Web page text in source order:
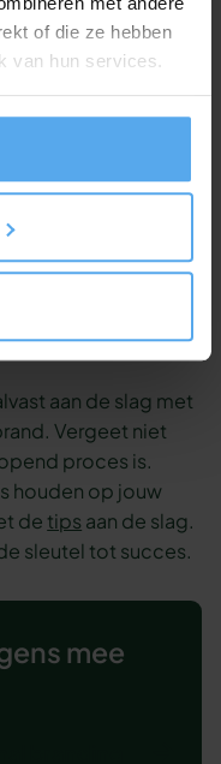
of die ze hebben
van hun services.
keer per jaar
projecten. Tussen
nog meerdere kleine
maak je
deze
de slag te gaan met
aan de slag met
Vergeet niet
proces is.
houden op jouw
de tips aan de slag.
sleutel tot succes.
mee